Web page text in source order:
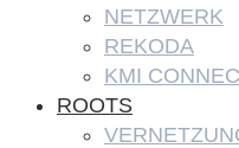
NETZWERK
REKODA
KMI
ROOTS